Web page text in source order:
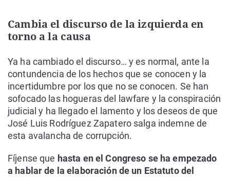
Cambia el discurso de la izquierda en
torno a la causa
Ya ha cambiado el discurso… y es normal, ante la
contundencia de los hechos que se conocen y la
incertidumbre por los que no se conocen. Se han
sofocado las hogueras del lawfare y la conspiración
judicial y ha llegado el lamento y los deseos de que
José Luis Rodríguez Zapatero salga indemne de
esta avalancha de corrupción.
Fíjense que hasta en el Congreso se ha empezado
a hablar de la elaboración de un Estatuto del